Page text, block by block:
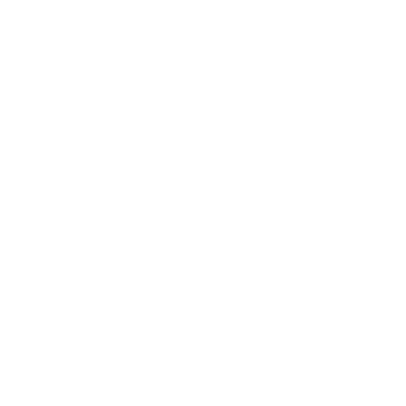
了承ください。
をご了承くださ
です。
ず変更すること
) : 1000ppm、
、